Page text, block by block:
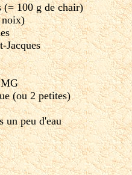
(= 100 g de chair)
noix)
Jacques
(ou 2 petites)
un peu d'eau